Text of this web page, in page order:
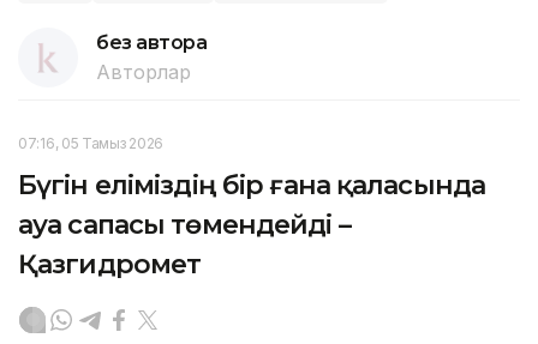
без автора
Авторлар
07:16, 05 Тамыз 2026
Бүгін еліміздің бір ғана қаласында
ауа сапасы төмендейді –
Қазгидромет